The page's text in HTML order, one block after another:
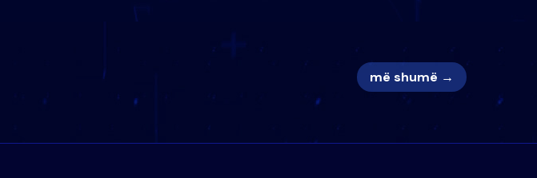
më shumë →